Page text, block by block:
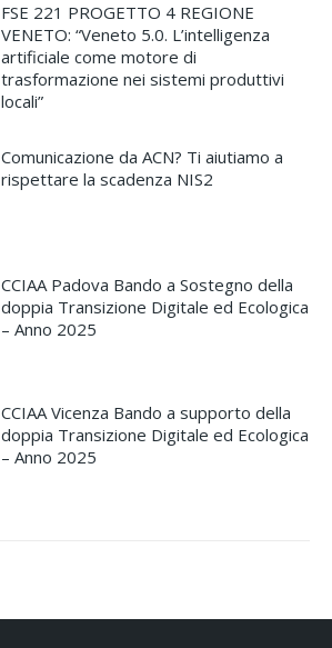
FSE 221 PROGETTO 4 REGIONE
VENETO: “Veneto 5.0. L’intelligenza
artificiale come motore di
trasformazione nei sistemi produttivi
locali”
Comunicazione da ACN? Ti aiutiamo a
rispettare la scadenza NIS2
CCIAA Padova Bando a Sostegno della
doppia Transizione Digitale ed Ecologica
– Anno 2025
CCIAA Vicenza Bando a supporto della
doppia Transizione Digitale ed Ecologica
– Anno 2025